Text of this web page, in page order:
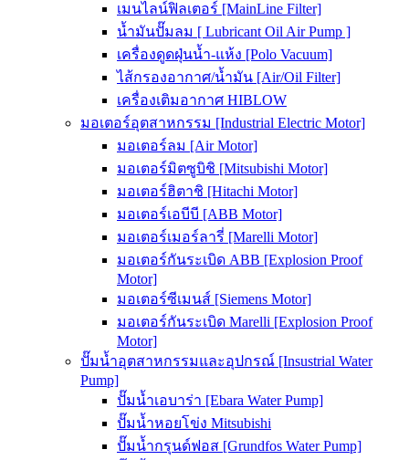
เมนไลน์ฟิลเตอร์ [MainLine Filter]
น้ำมันปั๊มลม [ Lubricant Oil Air Pump ]
เครื่องดูดฝุ่นน้ำ-แห้ง [Polo Vacuum]
ไส้กรองอากาศ/น้ำมัน [Air/Oil Filter]
เครื่องเติมอากาศ HIBLOW
มอเตอร์อุตสาหกรรม [Industrial Electric Motor]
มอเตอร์ลม [Air Motor]
มอเตอร์มิตซูบิชิ [Mitsubishi Motor]
มอเตอร์ฮิตาชิ [Hitachi Motor]
มอเตอร์เอบีบี [ABB Motor]
มอเตอร์เมอร์ลารี่ [Marelli Motor]
มอเตอร์กันระเบิด ABB [Explosion Proof
Motor]
มอเตอร์ซีเมนส์ [Siemens Motor]
มอเตอร์กันระเบิด Marelli [Explosion Proof
Motor]
ปั๊มน้ำอุตสาหกรรมและอุปกรณ์ [Insustrial Water
Pump]
ปั๊มน้ำเอบาร่า [Ebara Water Pump]
ปั๊มน้ำหอยโข่ง Mitsubishi
ปั๊มน้ำกรุนด์ฟอส [Grundfos Water Pump]